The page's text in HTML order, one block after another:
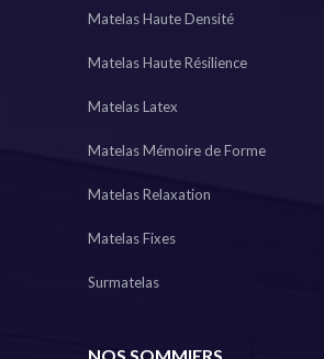
Matelas Haute Densité
Matelas Haute Résilience
Matelas Latex
Matelas Mémoire de Forme
Matelas Relaxation
Matelas Fixes
Surmatelas